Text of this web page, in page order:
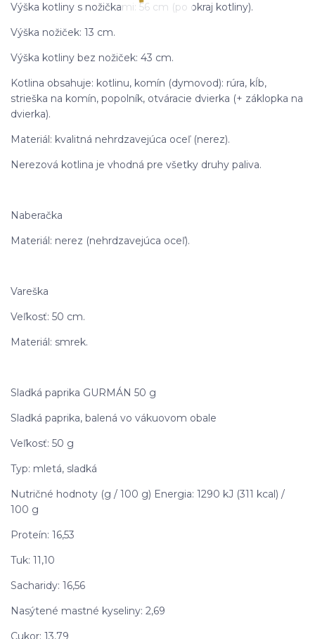
Výška kotliny s nožičkami: 56 cm (po okraj kotliny).
Výška nožiček: 13 cm.
Výška kotliny bez nožiček: 43 cm.
Kotlina obsahuje: kotlinu, komín (dymovod): rúra, kĺb,
strieška na komín, popolník, otváracie dvierka (+ záklopka na
dvierka).
Materiál: kvalitná nehrdzavejúca oceľ (nerez).
Nerezová kotlina je vhodná pre všetky druhy paliva.
Naberačka
Materiál: nerez (nehrdzavejúca oceľ).
Vareška
Veľkosť: 50 cm.
Materiál: smrek.
Sladká paprika GURMÁN 50 g
Sladká paprika, balená vo vákuovom obale
Veľkosť: 50 g
Typ: mletá, sladká
Nutričné hodnoty (g / 100 g) Energia: 1290 kJ (311 kcal) /
100 g
Proteín: 16,53
Tuk: 11,10
Sacharidy: 16,56
Nasýtené mastné kyseliny: 2,69